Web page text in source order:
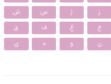
ز ژ س
ش
ع غ ف
ق
ن و ه ی